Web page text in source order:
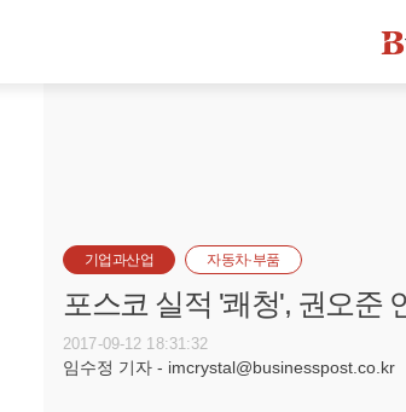
기업과산업 자동차·부품
포스코 실적 '쾌청', 권오준
2017-09-12 18:31:32
임수정 기자 - imcrystal@businesspost.co.kr